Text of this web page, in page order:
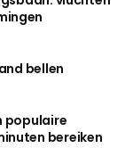
bellen
populaire
bereiken